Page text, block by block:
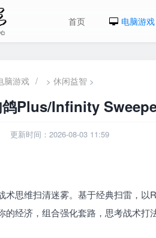
首页 电脑游戏
脑游戏 / > 休闲益智 >
鸽Plus/Infinity
更新时间：2026-08-03 11:59
术思维扫清迷雾。基于经典扫雷，
的经济，组合强化套路，思考战术